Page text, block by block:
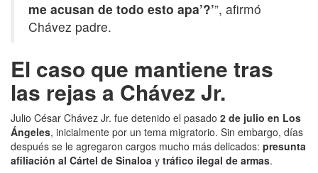
me acusan de todo esto apa’?’”, afirmó
Chávez padre.
El caso que mantiene tras
las rejas a Chávez Jr.
Julio César Chávez Jr. fue detenido el pasado 2 de julio en Los
Ángeles, inicialmente por un tema migratorio. Sin embargo, días
después se le agregaron cargos mucho más delicados: presunta
afiliación al Cártel de Sinaloa y tráfico ilegal de armas.